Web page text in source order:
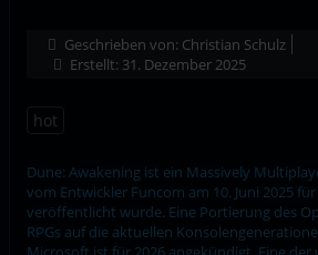
Geschrieben von: Christian Schulz
Erstellt: 31. Dezember 2025
hot
Dune: Awakening ist ein Massively
vom Entwickler Funcom am 10. Juni 2025
veröffentlicht wurde. Eine Portierung des
RPGs auf die aktuellen